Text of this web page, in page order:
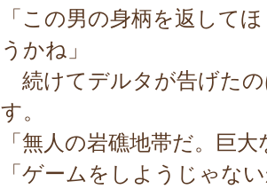
「この男の身柄を返して
うかね」
続けてデルタが告げたの
す。
「無人の岩礁地帯だ。巨
「ゲームをしようじゃな